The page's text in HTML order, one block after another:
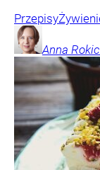
Przepisy
Anna